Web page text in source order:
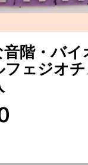
階・バ
フェジオ